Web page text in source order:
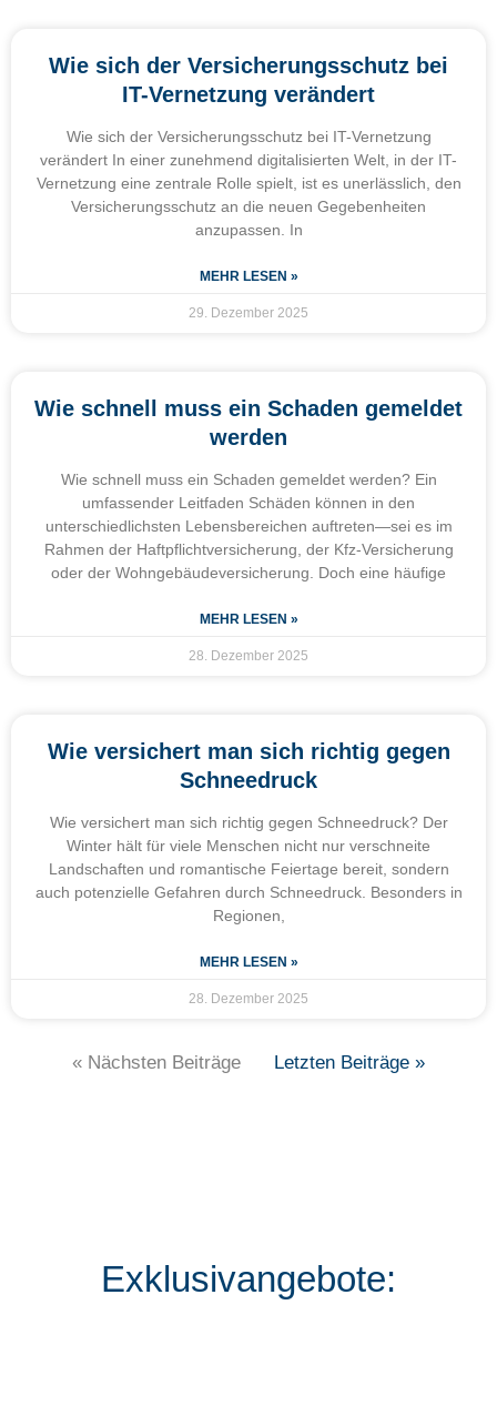
Wie sich der Versicherungsschutz bei
IT-Vernetzung verändert
Wie sich der Versicherungsschutz bei IT-Vernetzung
verändert In einer zunehmend digitalisierten Welt, in der IT-
Vernetzung eine zentrale Rolle spielt, ist es unerlässlich, den
Versicherungsschutz an die neuen Gegebenheiten
anzupassen. In
MEHR LESEN »
29. Dezember 2025
Wie schnell muss ein Schaden gemeldet
werden
Wie schnell muss ein Schaden gemeldet werden? Ein
umfassender Leitfaden Schäden können in den
unterschiedlichsten Lebensbereichen auftreten—sei es im
Rahmen der Haftpflichtversicherung, der Kfz-Versicherung
oder der Wohngebäudeversicherung. Doch eine häufige
MEHR LESEN »
28. Dezember 2025
Wie versichert man sich richtig gegen
Schneedruck
Wie versichert man sich richtig gegen Schneedruck? Der
Winter hält für viele Menschen nicht nur verschneite
Landschaften und romantische Feiertage bereit, sondern
auch potenzielle Gefahren durch Schneedruck. Besonders in
Regionen,
MEHR LESEN »
28. Dezember 2025
« Nächsten Beiträge Letzten Beiträge »
Exklusivangebote: